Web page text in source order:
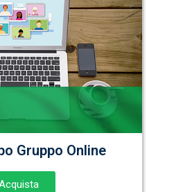
Gruppo Online